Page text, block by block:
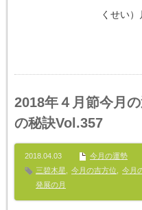
くせい
2018年４月節今月
の秘訣Vol.357
2018.04.03
今月の運勢
三碧木星
今月の吉方位 今月
発展の月